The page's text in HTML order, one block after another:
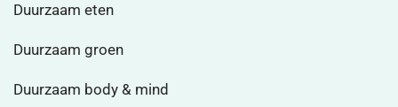
Duurzaam eten
Duurzaam groen
Duurzaam body & mind